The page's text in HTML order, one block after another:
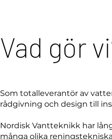
Vad gör
Som totalleverantör av
rådgivning och design till
Nordisk Vantteknikk har
många olika